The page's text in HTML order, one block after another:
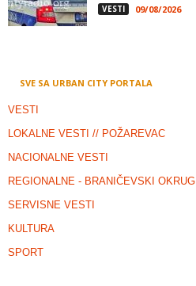
VESTI 09/08/2026
SVE SA URBAN CITY PORTALA
VESTI
LOKALNE VESTI // POŽAREVAC
NACIONALNE VESTI
REGIONALNE - BRANIČEVSKI OKRUG
SERVISNE VESTI
KULTURA
SPORT